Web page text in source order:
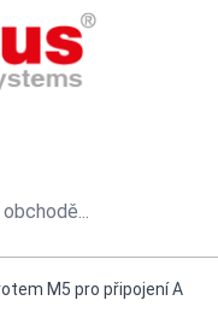
M5 pro připojení A